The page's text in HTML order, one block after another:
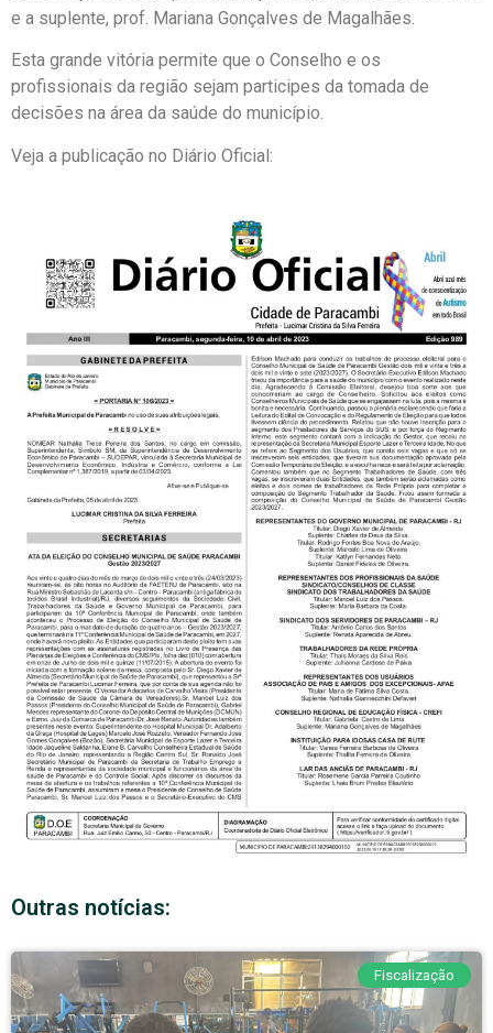
e a suplente, prof. Mariana Gonçalves de Magalhães.
Esta grande vitória permite que o Conselho e os
profissionais da região sejam participes da tomada de
decisões na área da saúde do município.
Veja a publicação no Diário Oficial:
Outras notícias:
Fiscalização